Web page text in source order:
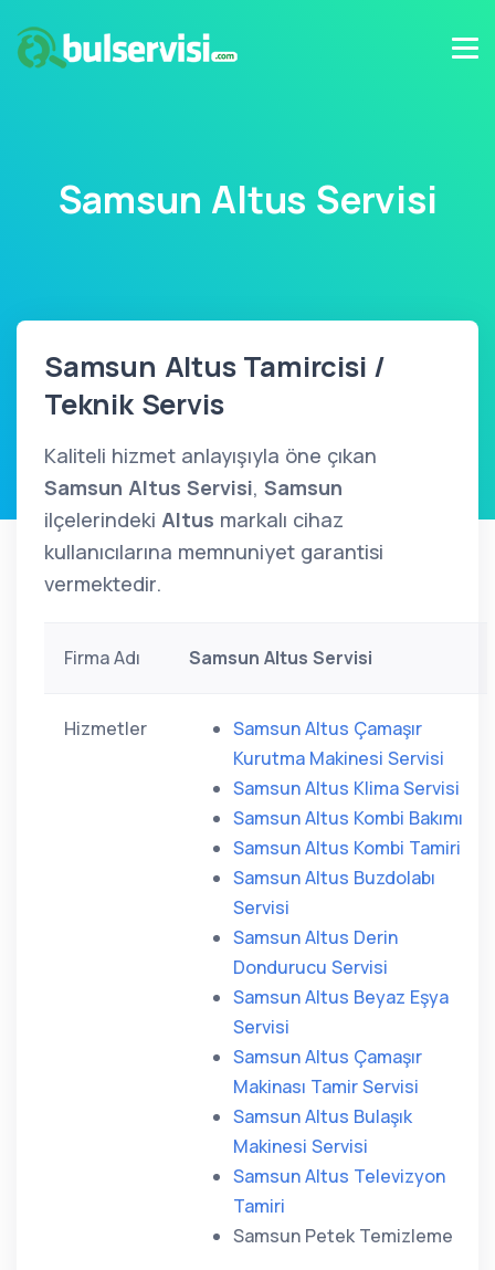
Samsun Altus Servisi
Samsun Altus Tamircisi /
Teknik Servis
Kaliteli hizmet anlayışıyla öne çıkan
Samsun Altus Servisi, Samsun
ilçelerindeki Altus markalı cihaz
kullanıcılarına memnuniyet garantisi
vermektedir.
Firma Adı Samsun Altus Servisi
Hizmetler
Samsun Altus Çamaşır
Kurutma Makinesi Servisi
Samsun Altus Klima Servisi
Samsun Altus Kombi Bakımı
Samsun Altus Kombi Tamiri
Samsun Altus Buzdolabı
Servisi
Samsun Altus Derin
Dondurucu Servisi
Samsun Altus Beyaz Eşya
Servisi
Samsun Altus Çamaşır
Makinası Tamir Servisi
Samsun Altus Bulaşık
Makinesi Servisi
Samsun Altus Televizyon
Tamiri
Samsun Petek Temizleme